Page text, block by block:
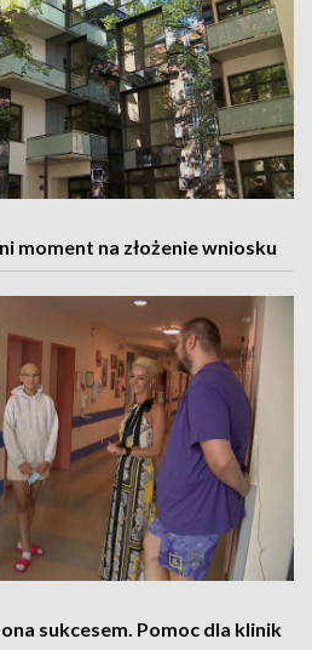
moment na złożenie wniosku
sukcesem. Pomoc dla klinik